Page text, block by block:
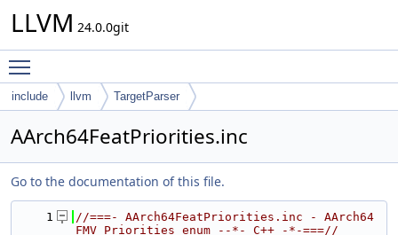
LLVM 24.0.0git
include llvm TargetParser
AArch64FeatPriorities.inc
Go to the documentation of this file.
    1
//===- AArch64FeatPriorities.inc - AArch64
FMV Priorities enum --*- C++ -*-===//